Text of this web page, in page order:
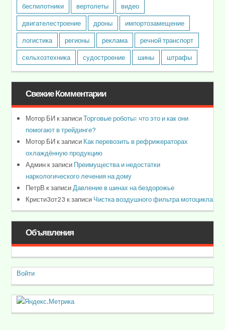
беспилотники
вертолеты
видео
двигателестроение
дроны
импортозамещение
логистика
регионы реклама
речной транспорт
сельхозтехника
судостроение шины штрафы
Свежие Комментарии
Мотор БИк записиТорговые роботы: что это и как они
помогают в трейдинге?
Мотор БИк записиКак перевозить в рефрижераторах
охлаждённую продукцию
Админк записиПреимущества и недостатки
наркологического лечения на дому
ПетрВ к записиДавление в шинах на бездорожье
Кристи3от23 к записиЧистка воздушного фильтра мотоцикла
Объявления
Войти